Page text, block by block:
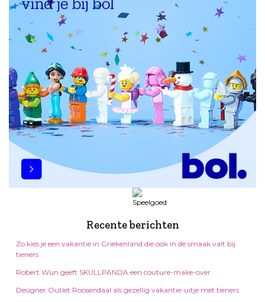
Recente berichten
Zo kies je een vakantie in Griekenland die ook in de smaak valt bij
tieners
Robert Wun geeft SKULLPANDA een couture-make-over
Designer Outlet Roosendaal als gezellig vakantie-uitje met tieners